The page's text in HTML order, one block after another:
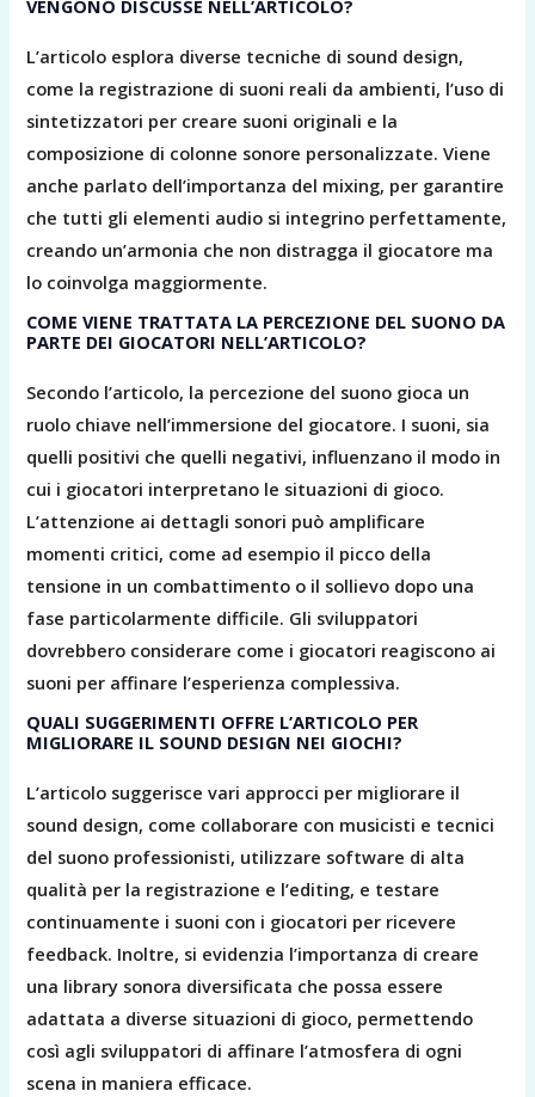
VENGONO DISCUSSE NELL’ARTICOLO?
L’articolo esplora diverse tecniche di sound design,
come la registrazione di suoni reali da ambienti, l’uso di
sintetizzatori per creare suoni originali e la
composizione di colonne sonore personalizzate. Viene
anche parlato dell’importanza del mixing, per garantire
che tutti gli elementi audio si integrino perfettamente,
creando un’armonia che non distragga il giocatore ma
lo coinvolga maggiormente.
COME VIENE TRATTATA LA PERCEZIONE DEL SUONO DA
PARTE DEI GIOCATORI NELL’ARTICOLO?
Secondo l’articolo, la percezione del suono gioca un
ruolo chiave nell’immersione del giocatore. I suoni, sia
quelli positivi che quelli negativi, influenzano il modo in
cui i giocatori interpretano le situazioni di gioco.
L’attenzione ai dettagli sonori può amplificare
momenti critici, come ad esempio il picco della
tensione in un combattimento o il sollievo dopo una
fase particolarmente difficile. Gli sviluppatori
dovrebbero considerare come i giocatori reagiscono ai
suoni per affinare l’esperienza complessiva.
QUALI SUGGERIMENTI OFFRE L’ARTICOLO PER
MIGLIORARE IL SOUND DESIGN NEI GIOCHI?
L’articolo suggerisce vari approcci per migliorare il
sound design, come collaborare con musicisti e tecnici
del suono professionisti, utilizzare software di alta
qualità per la registrazione e l’editing, e testare
continuamente i suoni con i giocatori per ricevere
feedback. Inoltre, si evidenzia l’importanza di creare
una library sonora diversificata che possa essere
adattata a diverse situazioni di gioco, permettendo
così agli sviluppatori di affinare l’atmosfera di ogni
scena in maniera efficace.